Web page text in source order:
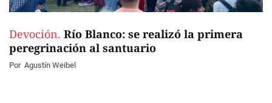
Devoción. Río Blanco: se realizó la primera
peregrinación al santuario
Por Agustín Weibel